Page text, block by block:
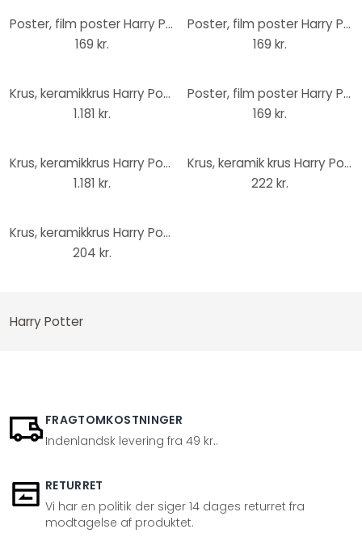
Poster, film poster Harry Potter - Quotes 61x91,5 cm
169 kr.
Poster, film poster Harry Potter - Map of the Drifter 61x91,5 cm
169 kr.
Krus, keramikkrus Harry Potter - Gryffindor
1.181 kr.
Poster, film poster Harry Potter - Hogwarts Legacy 61x91,5 cm
169 kr.
Krus, keramikkrus Harry Potter - Slytherin
1.181 kr.
Krus, keramik krus Harry Potter
222 kr.
Krus, keramikkrus Harry Potter - Gryffindor
204 kr.
Harry Potter
FRAGTOMKOSTNINGER
Indenlandsk levering fra 49 kr..
RETURRET
Vi har en politik der siger 14 dages returret fra
modtagelse af produktet.